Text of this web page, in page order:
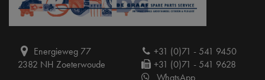
Energieweg 77
2382 NH Zoeterwoude
+31 (0)71 - 541 9450
+31 (0)71 - 541 9628
WhatsApp